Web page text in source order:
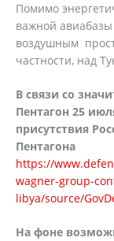
Помимо
важной авиабазы
воздушным
частности, над
В связи со
Пентагон 25
присутствия
Пентагона
https://
wagner-group-
libya/source/
На фоне